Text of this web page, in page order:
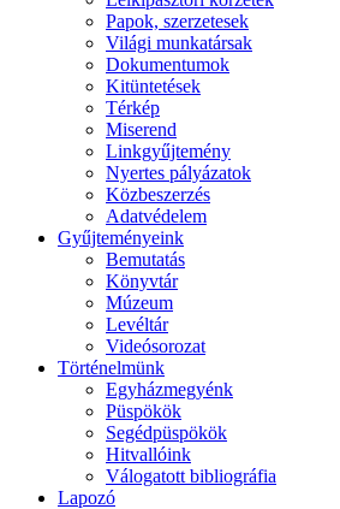
Papok, szerzetesek
Világi munkatársak
Dokumentumok
Kitüntetések
Térkép
Miserend
Linkgyűjtemény
Nyertes pályázatok
Közbeszerzés
Adatvédelem
Gyűjteményeink
Bemutatás
Könyvtár
Múzeum
Levéltár
Videósorozat
Történelmünk
Egyházmegyénk
Püspökök
Segédpüspökök
Hitvallóink
Válogatott bibliográfia
Lapozó